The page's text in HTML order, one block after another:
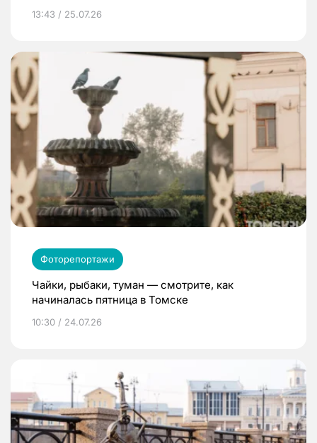
13:43 / 25.07.26
Фоторепортажи
Чайки, рыбаки, туман — смотрите, как
начиналась пятница в Томске
10:30 / 24.07.26